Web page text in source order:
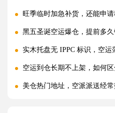
旺季临时加急补货，还能申
黑五圣诞空运爆仓，提前多
实木托盘无 IPPC 标识，空
空运到仓长期不上架，如何
美仓热门地址，空派派送经